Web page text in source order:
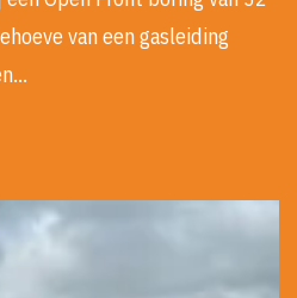
van een gasleiding